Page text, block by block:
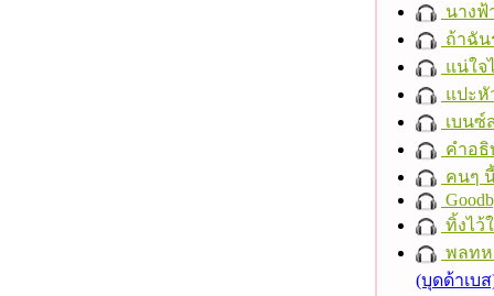
นางฟ้
ถ้าฉัน
แน่ใจ
แปะหั
เบนซ์
คำอธิ
คนๆ
ทิ้งไว้
พลท
(บุดด้าเบ